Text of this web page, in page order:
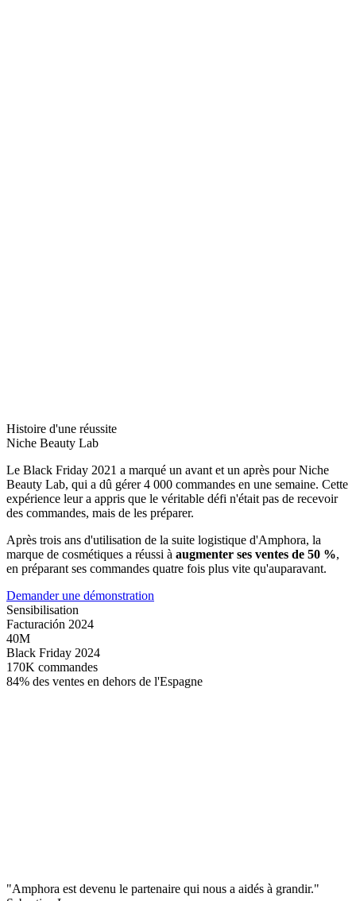
Histoire d'une réussite
Niche Beauty Lab
Le Black Friday 2021 a marqué un avant et un après pour Niche
Beauty Lab, qui a dû gérer 4 000 commandes en une semaine. Cette
expérience leur a appris que le véritable défi n'était pas de recevoir
des commandes, mais de les préparer.
Après trois ans d'utilisation de la suite logistique d'Amphora, la
marque de cosmétiques a réussi à augmenter ses ventes de 50 %,
en préparant ses commandes quatre fois plus vite qu'auparavant.
Demander une démonstration
Sensibilisation
Facturación 2024
40M
Black Friday 2024
170K commandes
84% des ventes en dehors de l'Espagne
"Amphora est devenu le partenaire qui nous a aidés à grandir."